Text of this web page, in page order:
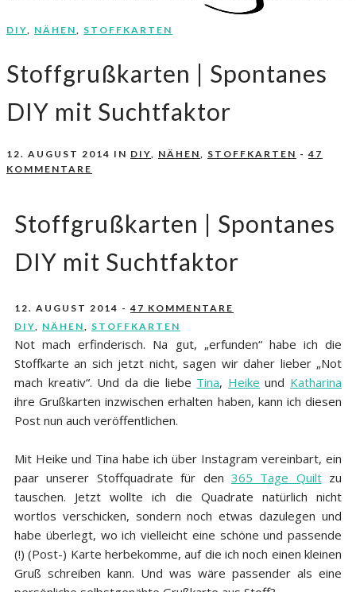
DIY, NÄHEN, STOFFKARTEN
Stoffgrußkarten | Spontanes
DIY mit Suchtfaktor
12. AUGUST 2014 IN DIY, NÄHEN, STOFFKARTEN -47
KOMMENTARE
Stoffgrußkarten | Spontanes
DIY mit Suchtfaktor
12. AUGUST 2014 -47 KOMMENTARE
DIY
NÄHEN STOFFKARTEN
Not mach erfinderisch. Na gut, „erfunden“ habe ich die
Stoffkarte an sich jetzt nicht, sagen wir daher lieber „Not
mach kreativ“. Und da die liebe Tina, Heike und Katharina
ihre Grußkarten inzwischen erhalten haben, kann ich diesen
Post nun auch veröffentlichen.
Mit Heike und Tina habe ich über Instagram vereinbart, ein
paar unserer Stoffquadrate für den 365 Tage Quiltzu
tauschen. Jetzt wollte ich die Quadrate natürlich nicht
wortlos verschicken, sondern noch etwas dazulegen und
habe überlegt, wo ich vielleicht eine schöne und passende
(!) (Post-) Karte herbekomme, auf die ich noch einen kleinen
Gruß schreiben kann. Und was wäre passender als eine